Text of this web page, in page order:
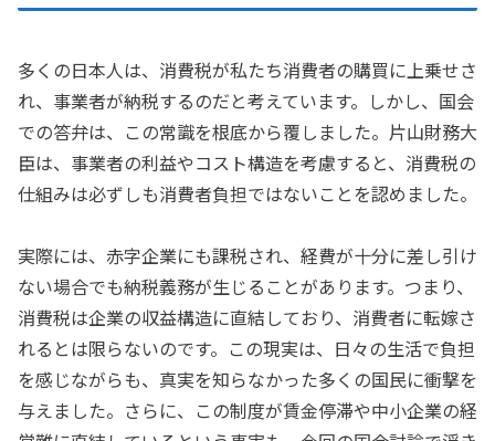
多くの日本人は、消費税が私たち消費者の購買に上乗せさ
れ、事業者が納税するのだと考えています。しかし、国会
での答弁は、この常識を根底から覆しました。片山財務大
臣は、事業者の利益やコスト構造を考慮すると、消費税の
仕組みは必ずしも消費者負担ではないことを認めました。
実際には、赤字企業にも課税され、経費が十分に差し引け
ない場合でも納税義務が生じることがあります。つまり、
消費税は企業の収益構造に直結しており、消費者に転嫁さ
れるとは限らないのです。この現実は、日々の生活で負担
を感じながらも、真実を知らなかった多くの国民に衝撃を
与えました。さらに、この制度が賃金停滞や中小企業の経